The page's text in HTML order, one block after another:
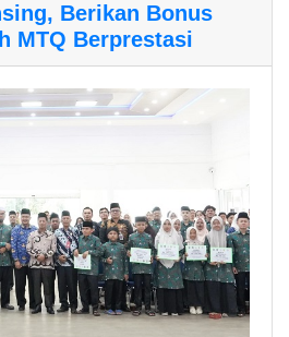
Berikan Bonus
MTQ Berprestasi